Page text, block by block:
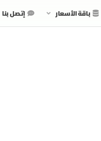
باقة الأسعار إتصل بنا